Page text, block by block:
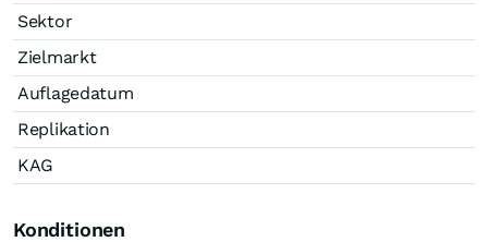
Sektor
Zielmarkt
Auflagedatum
Replikation
KAG
Konditionen